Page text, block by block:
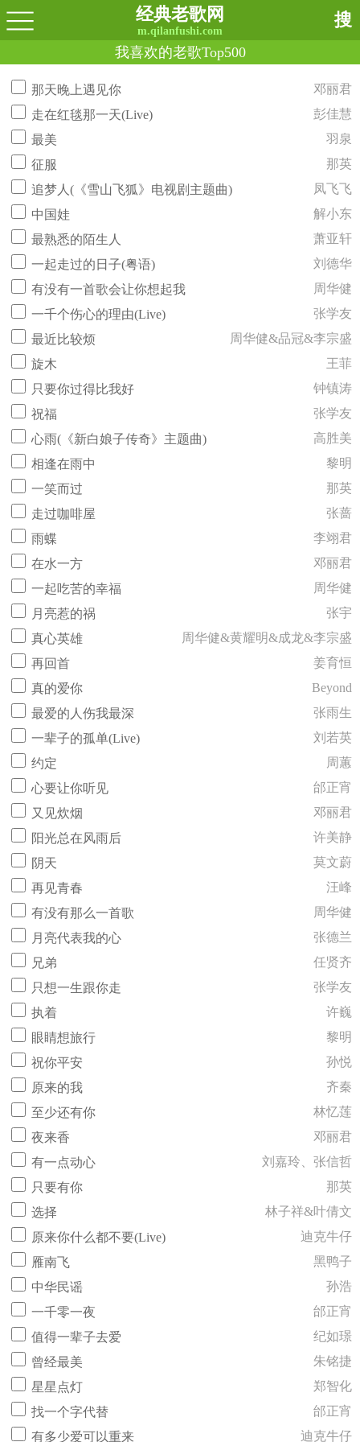
经典老歌网
m.qilanfushi.com
搜
我喜欢的老歌Top500
那天晚上遇见你
邓丽君
走在红毯那一天(Live)
彭佳慧
最美
羽泉
征服
那英
追梦人(《雪山飞狐》电视剧主题曲)
凤飞飞
中国娃
解小东
最熟悉的陌生人
萧亚轩
一起走过的日子(粤语)
刘德华
有没有一首歌会让你想起我
周华健
一千个伤心的理由(Live)
张学友
最近比较烦
周华健&品冠&李宗盛
旋木
王菲
只要你过得比我好
钟镇涛
祝福
张学友
心雨(《新白娘子传奇》主题曲)
高胜美
相逢在雨中
黎明
一笑而过
那英
走过咖啡屋
张蔷
雨蝶
李翊君
在水一方
邓丽君
一起吃苦的幸福
周华健
月亮惹的祸
张宇
真心英雄
周华健&黄耀明&成龙&李宗盛
再回首
姜育恒
真的爱你
Beyond
最爱的人伤我最深
张雨生
一辈子的孤单(Live)
刘若英
约定
周蕙
心要让你听见
邰正宵
又见炊烟
邓丽君
阳光总在风雨后
许美静
阴天
莫文蔚
再见青春
汪峰
有没有那么一首歌
周华健
月亮代表我的心
张德兰
兄弟
任贤齐
只想一生跟你走
张学友
执着
许巍
眼睛想旅行
黎明
祝你平安
孙悦
原来的我
齐秦
至少还有你
林忆莲
夜来香
邓丽君
有一点动心
刘嘉玲、张信哲
只要有你
那英
选择
林子祥&叶倩文
原来你什么都不要(Live)
迪克牛仔
雁南飞
黑鸭子
中华民谣
孙浩
一千零一夜
邰正宵
值得一辈子去爱
纪如璟
曾经最美
朱铭捷
星星点灯
郑智化
找一个字代替
邰正宵
有多少爱可以重来
迪克牛仔